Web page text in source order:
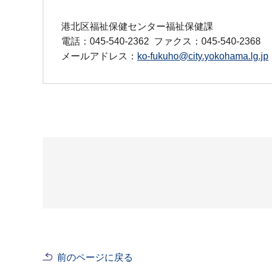
港北区福祉保健センター福祉保健課
電話：045-540-2362 ファクス：045-540-2368
メールアドレス： ko-fukuho@city.yokohama.lg.jp
前のページに戻る